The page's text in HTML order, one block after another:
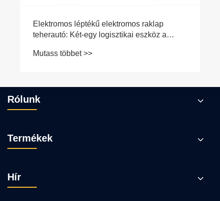
Elektromos léptékű elektromos raklap
teherautó: Két-egy logisztikai eszköz a
Mutass többet >>
Rólunk
Termékek
Hír